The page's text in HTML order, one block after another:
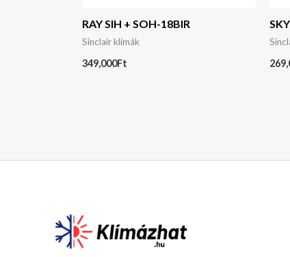
RAY SIH + SOH-18BIR
Sinclair klímák
349,000Ft